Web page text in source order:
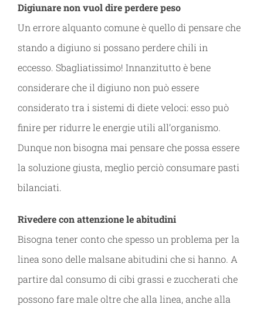
Digiunare non vuol dire perdere peso
Un errore alquanto comune è quello di pensare che
stando a digiuno si possano perdere chili in
eccesso. Sbagliatissimo! Innanzitutto è bene
considerare che il digiuno non può essere
considerato tra i sistemi di diete veloci: esso può
finire per ridurre le energie utili all’organismo.
Dunque non bisogna mai pensare che possa essere
la soluzione giusta, meglio perciò consumare pasti
bilanciati.
Rivedere con attenzione le abitudini
Bisogna tener conto che spesso un problema per la
linea sono delle malsane abitudini che si hanno. A
partire dal consumo di cibi grassi e zuccherati che
possono fare male oltre che alla linea, anche alla